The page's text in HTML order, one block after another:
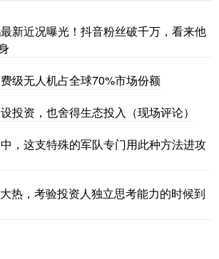
新近况曝光！抖音粉丝破千万，看来他
级无人机占全球70%市场份额
投资，也舍得生态投入（现场评论）
，这支特殊的军队专门用此种方法进攻
热，考验投资人独立思考能力的时候到